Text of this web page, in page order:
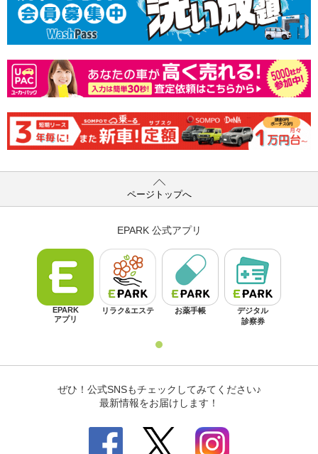
ページトップへ